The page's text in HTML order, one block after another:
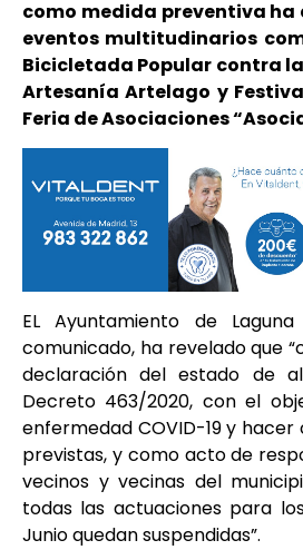
como medida preventiva
eventos multitudinarios
Bicicletada Popular contra
Artesanía Artelago y
Feria de Asociaciones
EL Ayuntamiento de
comunicado, ha revelado que
declaración del estado de
Decreto 463/2020, con el
enfermedad COVID-19 y
previstas, y como acto de
vecinos y vecinas del
todas las actuaciones para
Junio quedan suspendidas”.